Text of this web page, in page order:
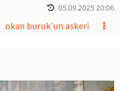
05.09.2025 20:06
okan buruk’un askeri